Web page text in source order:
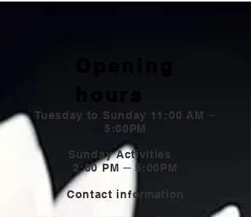
Tuesday to Sunday 11:00 AM ─
5:00PM
Sunday Activities
2:00 PM ─ 5:00PM
Contact information